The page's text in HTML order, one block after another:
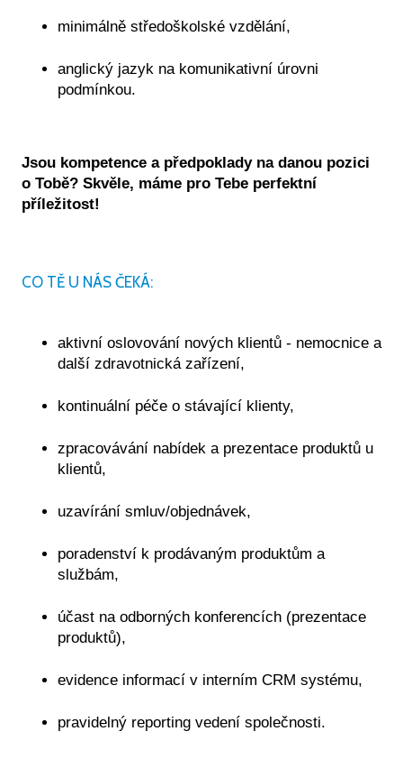
minimálně středoškolské vzdělání,
anglický jazyk na komunikativní úrovni
podmínkou.
Jsou kompetence a předpoklady na danou pozici
o Tobě? Skvěle, máme pro Tebe perfektní
příležitost!
CO TĚ U NÁS ČEKÁ:
aktivní oslovování nových klientů - nemocnice a
další zdravotnická zařízení,
kontinuální péče o stávající klienty,
zpracovávání nabídek a prezentace produktů u
klientů,
uzavírání smluv/objednávek,
poradenství k prodávaným produktům a
službám,
účast na odborných konferencích (prezentace
produktů),
evidence informací v interním CRM systému,
pravidelný reporting vedení společnosti.